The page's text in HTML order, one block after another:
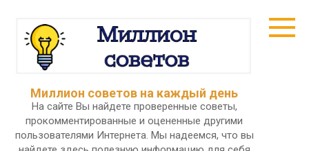
контенту
Миллион советов на каждый день
На сайте Вы найдете проверенные советы,
прокомментированные и оцененные другими
пользователями Интернета. Мы надеемся, что вы